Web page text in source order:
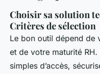
Choisir sa solution
Critères de sélection
Le bon outil dépend de
et de votre maturité
simples d’accès,